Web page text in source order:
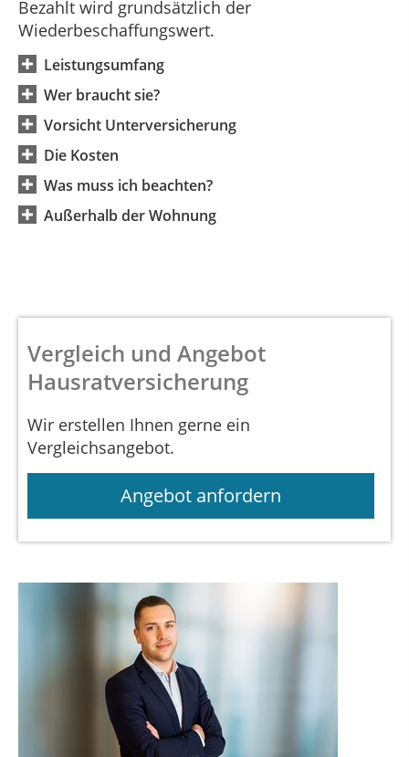
Bezahlt wird grundsätzlich der
Wiederbeschaffungswert.
Leistungsumfang
Wer braucht sie?
Vorsicht Unterversicherung
Die Kosten
Was muss ich beachten?
Außerhalb der Wohnung
Vergleich und Angebot
Hausratversicherung
Wir erstellen Ihnen gerne ein
Vergleichsangebot.
Angebot anfordern